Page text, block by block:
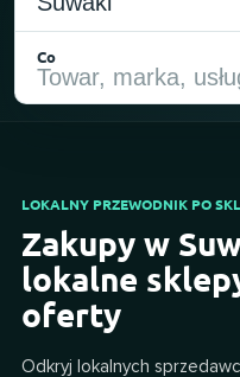
Co
Wybierz moją
LOKALNY PRZEWODNIK PO
Zakupy w
lokalne
oferty
Odkryj lokalnych